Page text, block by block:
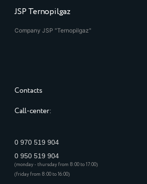
JSP Ternopilgaz
Company JSP "Ternopilgaz"
Contacts
Call-center:
0 970 519 904
0 950 519 904
(monday - thursday from 8:00 to 17:00)
(friday from 8:00 to 16:00)